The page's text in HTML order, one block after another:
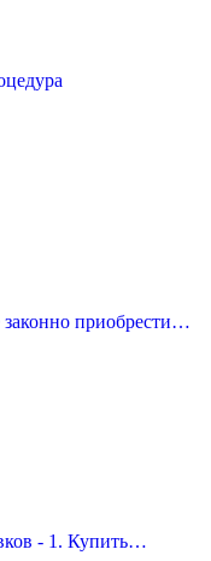
законно приобрести…
- 1. Купить…